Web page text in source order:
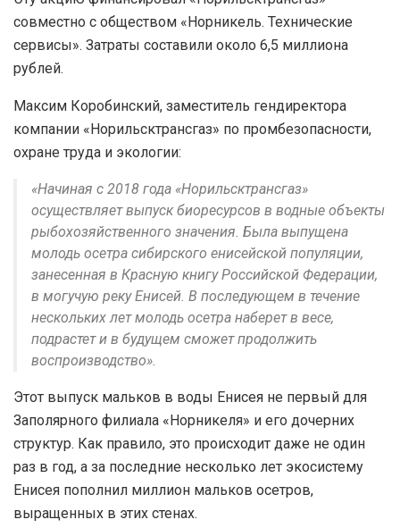
совместно с обществом «Норникель. Технические
сервисы». Затраты составили около 6,5 миллиона
рублей.
Максим Коробинский, заместитель гендиректора
компании «Норильсктрансгаз» по промбезопасности,
охране труда и экологии:
«Начиная с 2018 года «Норильсктрансгаз»
осуществляет выпуск биоресурсов в водные объекты
рыбохозяйственного значения. Была выпущена
молодь осетра сибирского енисейской популяции,
занесенная в Красную книгу Российской Федерации,
в могучую реку Енисей. В последующем в течение
нескольких лет молодь осетра наберет в весе,
подрастет и в будущем сможет продолжить
воспроизводство».
Этот выпуск мальков в воды Енисея не первый для
Заполярного филиала «Норникеля» и его дочерних
структур. Как правило, это происходит даже не один
раз в год, а за последние несколько лет экосистему
Енисея пополнил миллион мальков осетров,
выращенных в этих стенах.